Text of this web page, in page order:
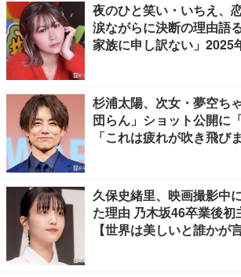
夜のひと笑い・いちえ、
涙ながらに決断の理由語
家族に申し訳ない」2025
杉浦太陽、次女・夢空ち
団らん」ショット公開に
「これは疲れが吹き飛び
久保史緒里、映画撮影中
た理由 乃木坂46卒業後初
【世界は美しいと誰かが